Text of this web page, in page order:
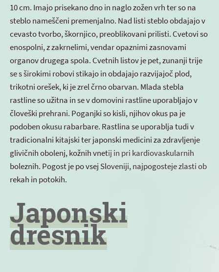
10 cm. Imajo prisekano dno in naglo zožen vrh ter so na
steblo nameščeni premenjalno. Nad listi steblo obdajajo v
cevasto tvorbo, škornjico, preoblikovani prilisti. Cvetovi so
enospolni, z zakrnelimi, vendar opaznimi zasnovami
organov drugega spola. Cvetnih listov je pet, zunanji trije
se s širokimi robovi stikajo in obdajajo razvijajoč plod,
trikotni orešek, ki je zrel črno obarvan. Mlada stebla
rastline so užitna in se v domovini rastline uporabljajo v
človeški prehrani. Poganjki so kisli, njihov okus pa je
podoben okusu rabarbare. Rastlina se uporablja tudi v
tradicionalni kitajski ter japonski medicini za zdravljenje
glivičnih obolenj, kožnih vnetij in pri kardiovaskularnih
boleznih. Pogost je po vsej Sloveniji, najpogosteje zlasti ob
rekah in potokih.
Japonski
dresnik